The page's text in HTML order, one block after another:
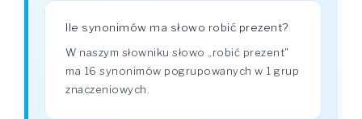
Ile synonimów ma słowo robić prezent?
W naszym słowniku słowo „robić prezent"
ma 16 synonimów pogrupowanych w 1 grup
znaczeniowych.